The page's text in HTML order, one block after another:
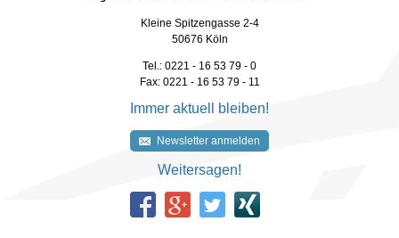
Kleine Spitzengasse 2-4
50676 Köln
Tel.: 0221 - 16 53 79 - 0
Fax: 0221 - 16 53 79 - 11
Immer aktuell bleiben!
Newsletter anmelden
Weitersagen!